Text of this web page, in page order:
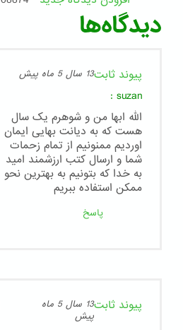
دیدگاه‌ها
پیوند ثابت13 سال 5 ماه پیش
suzan
:
الله ابها من و شوهرم یک سال
هست که به دیانت بهایی ایمان
اوردیم ممنونیم از تمام زحمات
شما و ارسال کتب ارزشمند امید
به خدا که بتونیم به بهترین نحو
ممکن استفاده ببریم
پاسخ
پیوند ثابت
13 سال 5 ماه
پیش